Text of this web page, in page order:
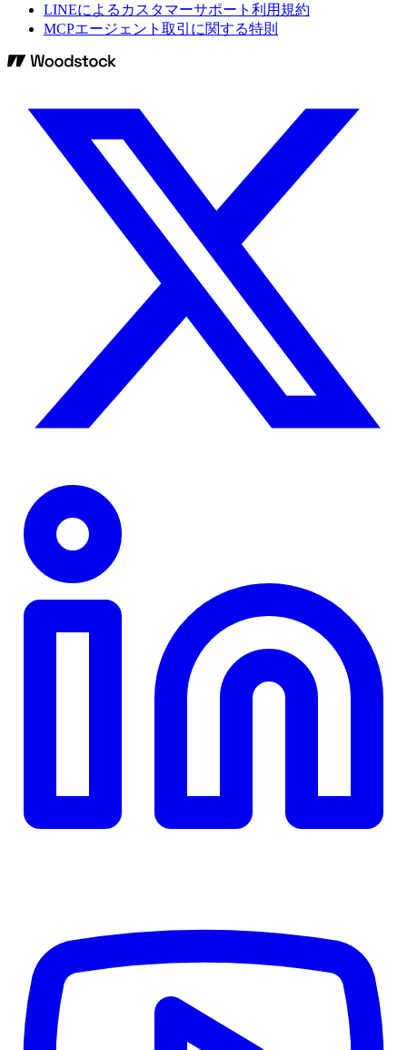
LINEによるカスタマーサポート利用規約
MCPエージェント取引に関する特則